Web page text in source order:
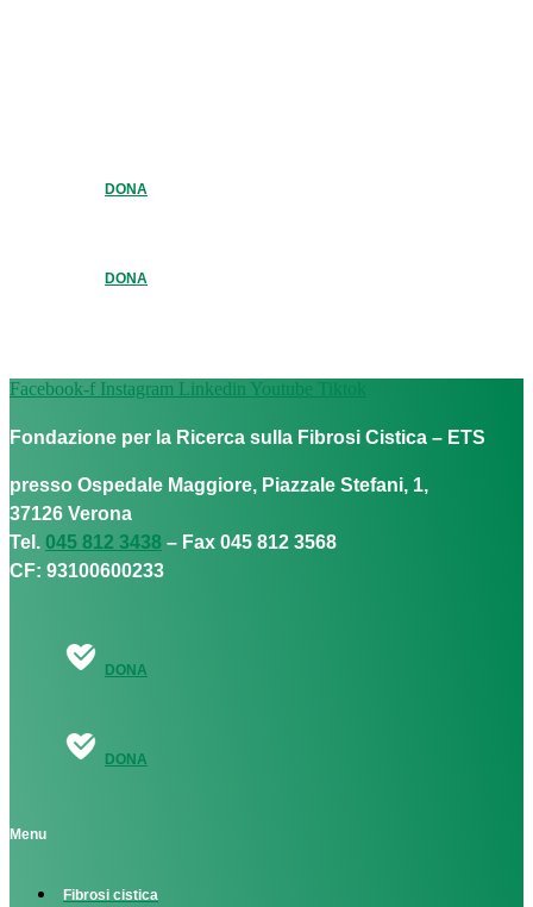
DONA
DONA
Facebook-f Instagram Linkedin Youtube Tiktok
Fondazione per la Ricerca sulla Fibrosi Cistica – ETS
presso Ospedale Maggiore, Piazzale Stefani, 1,
37126 Verona
Tel. 045 812 3438 – Fax 045 812 3568
CF: 93100600233
DONA
DONA
Menu
Fibrosi cistica